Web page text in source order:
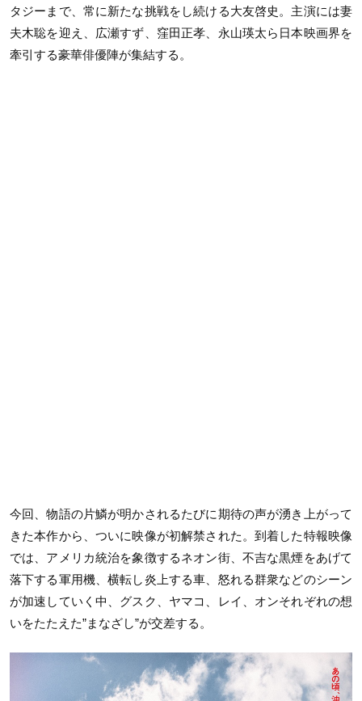
タジーまで、常に新たな挑戦をし続ける大友啓史。主演には妻
夫木聡を迎え、広瀬すず、窪田正孝、永山瑛太ら日本映画界を
牽引する豪華俳優陣が集結する。
今回、物語の片鱗が明かされるたびに期待の声が湧き上がって
きた本作から、ついに映像が初解禁された。到着した特報映像
では、アメリカ統治を象徴するネオン街、不吉な黒煙をあげて
落下する軍用機、横転し炎上する車、怒れる群衆などのシーン
が加速していく中、グスク、ヤマコ、レイ、オンそれぞれの想
いをたたえた”まなざし”が交差する。